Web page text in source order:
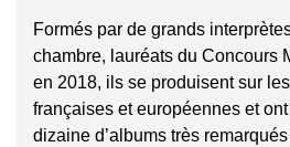
Formés par de grands
chambre, lauréats du Concours
en 2018, ils se produisent sur
françaises et européennes et
dizaine d’albums très